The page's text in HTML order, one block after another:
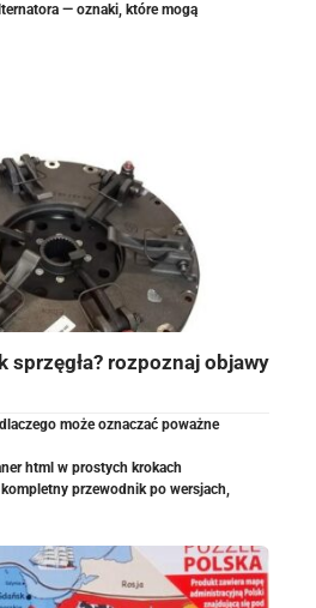
— oznaki, które mogą
sprzęgła? rozpoznaj objawy
może oznaczać poważne
html w prostych krokach
przewodnik po wersjach,